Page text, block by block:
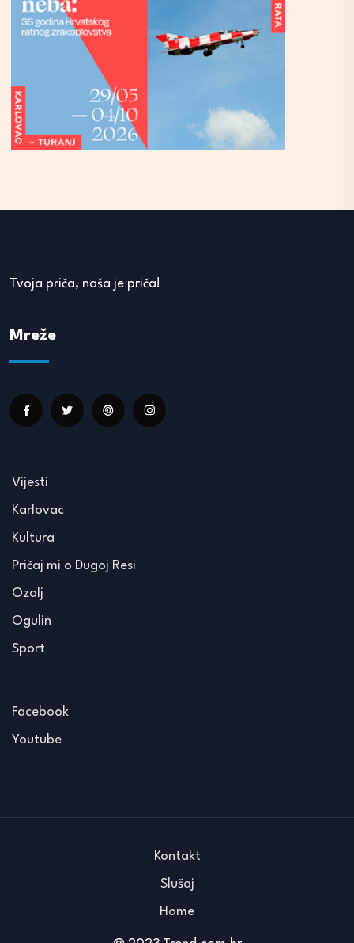
Tvoja priča, naša je priča!
Mreže
Vijesti
Karlovac
Kultura
Pričaj mi o Dugoj Resi
Ozalj
Ogulin
Sport
Facebook
Youtube
Kontakt
Slušaj
Home